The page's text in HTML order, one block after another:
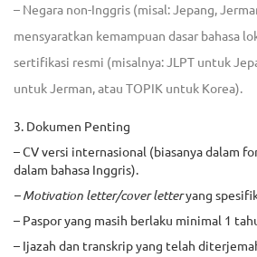
– Negara non-Inggris (misal: Jepang,
mensyaratkan kemampuan dasar bahasa
sertifikasi resmi (misalnya: JLPT untuk
untuk Jerman, atau TOPIK untuk Korea).
3. Dokumen Penting
– CV versi internasional (biasanya dalam
dalam bahasa Inggris).
– Motivation letter/cover letteryang
– Paspor yang masih berlaku minimal 1
– Ijazah dan transkrip yang telah